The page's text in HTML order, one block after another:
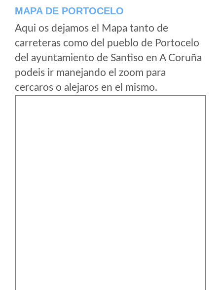
MAPA DE PORTOCELO
Aqui os dejamos el Mapa tanto de
carreteras como del pueblo de Portocelo
del ayuntamiento de Santiso en A Coruña
podeis ir manejando el zoom para
cercaros o alejaros en el mismo.